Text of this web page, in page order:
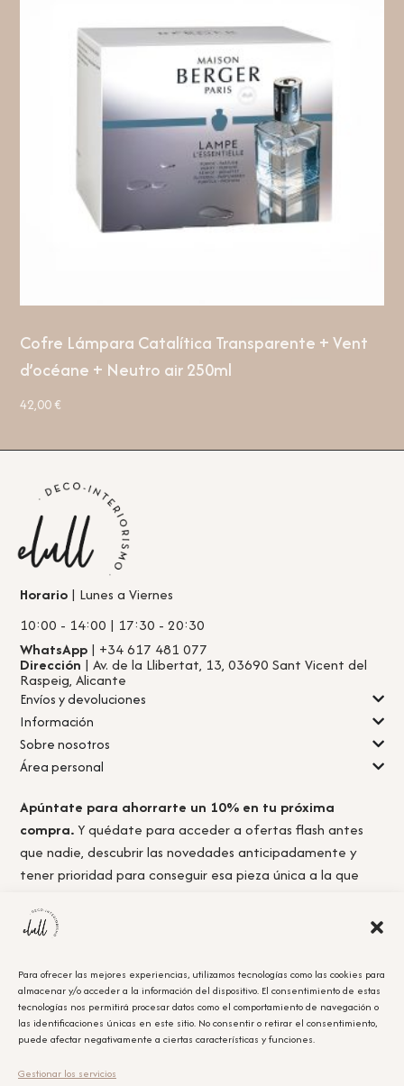
Para ofrecer las mejores experiencias, utilizamos tecnologías como las cookies para
almacenar y/o acceder a la información del dispositivo. El consentimiento de estas
tecnologías nos permitirá procesar datos como el comportamiento de navegación o
las identificaciones únicas en este sitio. No consentir o retirar el consentimiento,
puede afectar negativamente a ciertas características y funciones.
Gestionar los servicios
Cofre Lámpara Catalítica Transparente + Vent
d’océane + Neutro air 250ml
42,00€
Horario | Lunes a Viernes
10:00 - 14:00 | 17:30 - 20:30
WhatsApp | +34 617 481 077
Dirección | Av. de la Llibertat, 13, 03690 Sant Vicent del
Raspeig, Alicante
Envíos y devoluciones
Información
Sobre nosotros
Área personal
Apúntate para ahorrarte un 10% en tu próxima
compra.Y quédate para acceder a ofertas flash antes
que nadie, descubrir las novedades anticipadamente y
tener prioridad para conseguir esa pieza única a la que
Acepto lapolítica de privacidad.
Obtener el cupón